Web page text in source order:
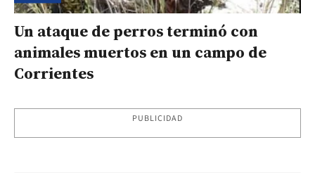
Un ataque de perros terminó con
animales muertos en un campo de
Corrientes
PUBLICIDAD